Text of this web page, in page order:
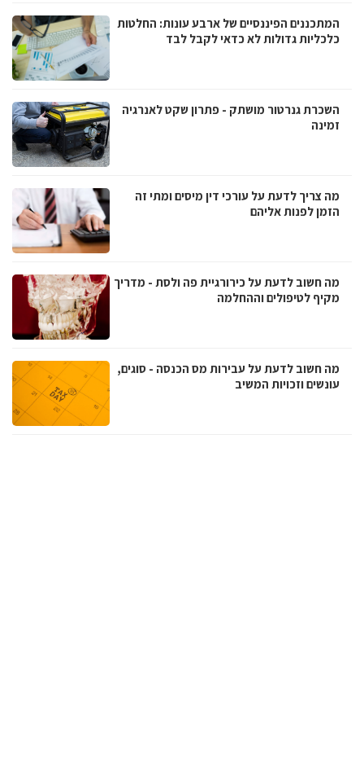
המתכננים הפיננסיים של ארבע עונות: החלטות
כלכליות גדולות לא כדאי לקבל לבד
השכרת גנרטור מושתק - פתרון שקט לאנרגיה
זמינה
מה צריך לדעת על עורכי דין מיסים ומתי זה
הזמן לפנות אליהם
מה חשוב לדעת על כירורגיית פה ולסת - מדריך
מקיף לטיפולים וההחלמה
מה חשוב לדעת על עבירות מס הכנסה - סוגים,
עונשים וזכויות המשיב